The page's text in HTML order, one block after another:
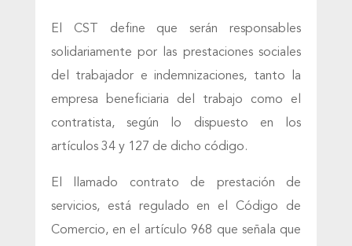
El CST define que serán responsables
solidariamente por las prestaciones sociales
del trabajador e indemnizaciones, tanto la
empresa beneficiaria del trabajo como el
contratista, según lo dispuesto en los
artículos 34 y 127 de dicho código.
El llamado contrato de prestación de
servicios, está regulado en el Código de
Comercio, en el artículo 968 que señala que